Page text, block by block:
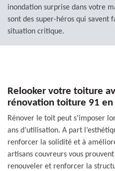
inondation surprise dans votre
sont des super-héros qui savent
situation critique.
Relooker votre toiture
rénovation toiture 91 en
Rénover le toit peut s’imposer
ans d’utilisation. A part
renforcer la solidité et à
artisans couvreurs vous
renouveler et renforcer la